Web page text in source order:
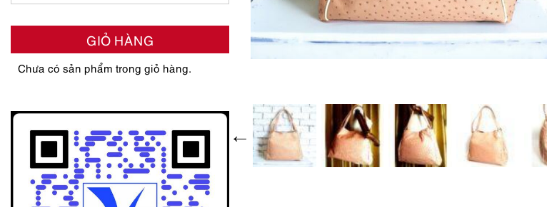
GIỎ HÀNG
Chưa có sản phẩm trong giỏ hàng.